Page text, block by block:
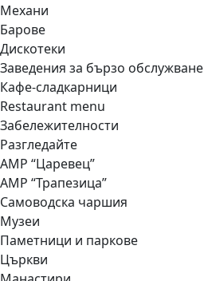
Механи
Барове
Дискотеки
Заведения за бързо обслужване
Кафе-сладкарници
Restaurant menu
Забележителности
Разгледайте
АМР “Царевец”
АМР “Трапезица”
Самоводска чаршия
Музеи
Паметници и паркове
Църкви